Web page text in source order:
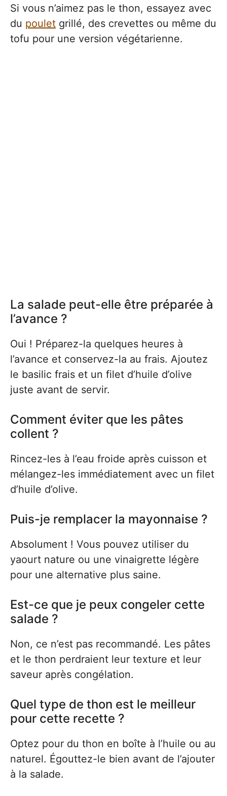
Si vous n’aimez pas le thon, essayez avec
du poulet grillé, des crevettes ou même du
tofu pour une version végétarienne.
La salade peut-elle être préparée à
l’avance ?
Oui ! Préparez-la quelques heures à
l’avance et conservez-la au frais. Ajoutez
le basilic frais et un filet d’huile d’olive
juste avant de servir.
Comment éviter que les pâtes
collent ?
Rincez-les à l’eau froide après cuisson et
mélangez-les immédiatement avec un filet
d’huile d’olive.
Puis-je remplacer la mayonnaise ?
Absolument ! Vous pouvez utiliser du
yaourt nature ou une vinaigrette légère
pour une alternative plus saine.
Est-ce que je peux congeler cette
salade ?
Non, ce n’est pas recommandé. Les pâtes
et le thon perdraient leur texture et leur
saveur après congélation.
Quel type de thon est le meilleur
pour cette recette ?
Optez pour du thon en boîte à l’huile ou au
naturel. Égouttez-le bien avant de l’ajouter
à la salade.